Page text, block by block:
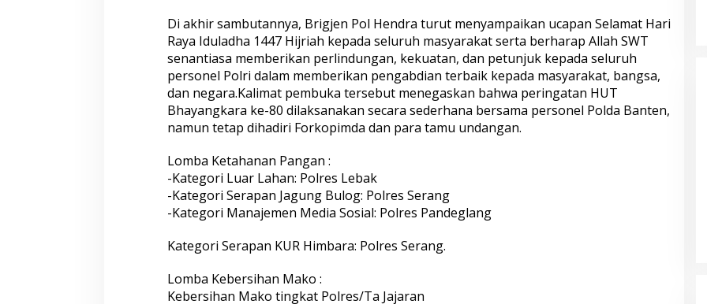
Di akhir sambutannya, Brigjen Pol Hendra turut menyampaikan ucapan Selamat Hari
Raya Iduladha 1447 Hijriah kepada seluruh masyarakat serta berharap Allah SWT
senantiasa memberikan perlindungan, kekuatan, dan petunjuk kepada seluruh
personel Polri dalam memberikan pengabdian terbaik kepada masyarakat, bangsa,
dan negara.Kalimat pembuka tersebut menegaskan bahwa peringatan HUT
Bhayangkara ke-80 dilaksanakan secara sederhana bersama personel Polda Banten,
namun tetap dihadiri Forkopimda dan para tamu undangan.
Lomba Ketahanan Pangan :
-Kategori Luar Lahan: Polres Lebak
-Kategori Serapan Jagung Bulog: Polres Serang
-Kategori Manajemen Media Sosial: Polres Pandeglang
Kategori Serapan KUR Himbara: Polres Serang.
Lomba Kebersihan Mako :
Kebersihan Mako tingkat Polres/Ta Jajaran